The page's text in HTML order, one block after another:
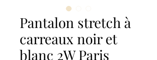
Pantalon stretch à
carreaux noir et
blanc 2W Paris